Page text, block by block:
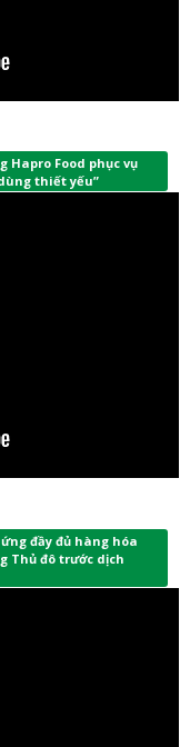
Hapro Food phục vụ
thiết yếu”
đầy đủ hàng hóa
Thủ đô trước dịch